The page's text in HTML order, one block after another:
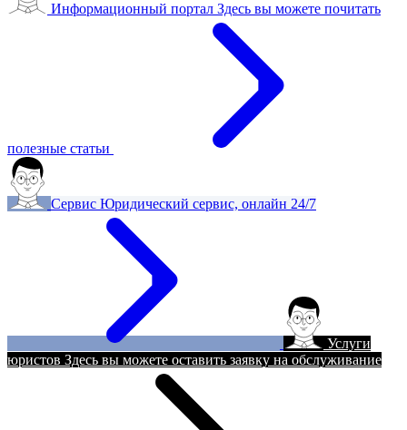
Информационный портал Здесь вы можете почитать
полезные статьи
Сервис Юридический сервис, онлайн 24/7
Услуги
юристов Здесь вы можете оставить заявку на обслуживание